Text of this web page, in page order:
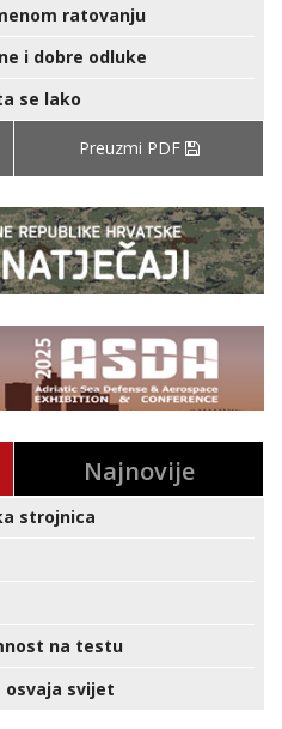
ratovanju
i dobre odluke
se lako
Preuzmi PDF
Najnovije
strojnica
na testu
osvaja svijet